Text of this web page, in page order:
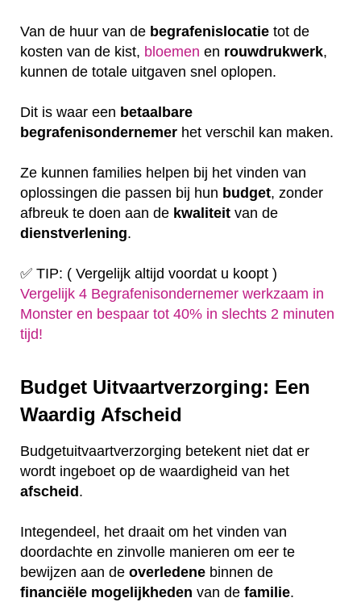
Van de huur van de begrafenislocatie tot de
kosten van de kist, bloemen en rouwdrukwerk,
kunnen de totale uitgaven snel oplopen.
Dit is waar een betaalbare
begrafenisondernemer het verschil kan maken.
Ze kunnen families helpen bij het vinden van
oplossingen die passen bij hun budget, zonder
afbreuk te doen aan de kwaliteit van de
dienstverlening.
✅ TIP: ( Vergelijk altijd voordat u koopt )
Vergelijk 4 Begrafenisondernemer werkzaam in
Monster en bespaar tot 40% in slechts 2 minuten
tijd!
Budget Uitvaartverzorging: Een
Waardig Afscheid
Budgetuitvaartverzorging betekent niet dat er
wordt ingeboet op de waardigheid van het
afscheid .
Integendeel, het draait om het vinden van
doordachte en zinvolle manieren om eer te
bewijzen aan de overledene binnen de
financiële mogelijkheden van de familie.